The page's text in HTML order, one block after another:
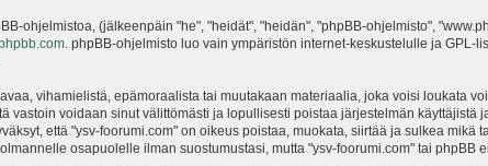
ohjelmistoa, (jälkeenpäin "he", "heidät", "heidän", "phpBB-ohjelmisto",
. phpBB-ohjelmisto luo vain ympäristön internet-keskustelulle ja
vihamielistä, epämoraalista tai muutakaan materiaalia, joka voisi loukata
vastoin voidaan sinut välittömästi ja lopullisesti poistaa järjestelmän
että "ysv-foorumi.com" on oikeus poistaa, muokata, siirtää ja sulkea
osapuolelle ilman suostumustasi, mutta "ysv-foorumi.com" tai